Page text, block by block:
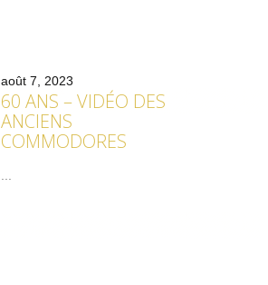
août 7, 2023
60 ANS – VIDÉO DES
ANCIENS
COMMODORES